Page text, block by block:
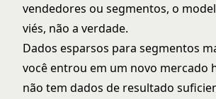
vendedores ou segmentos, o
viés, não a verdade.
Dados esparsos para segmentos
você entrou em um novo mercado
não tem dados de resultado